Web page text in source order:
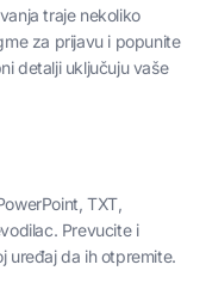
traje nekoliko
za prijavu i popunite
detalji uključuju vaše
TXT,
Prevucite i
uređaj da ih otpremite.